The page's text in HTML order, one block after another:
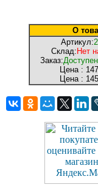
О
Артикул:
Склад: Нет
Заказ:
Цена :
Цена :